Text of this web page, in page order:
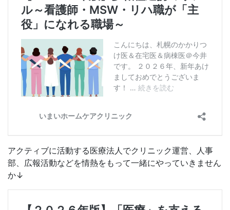
アクティブに活動する医療法人でクリニック運営、人事
部、広報活動などを情熱をもって一緒にやっていきません
か↓